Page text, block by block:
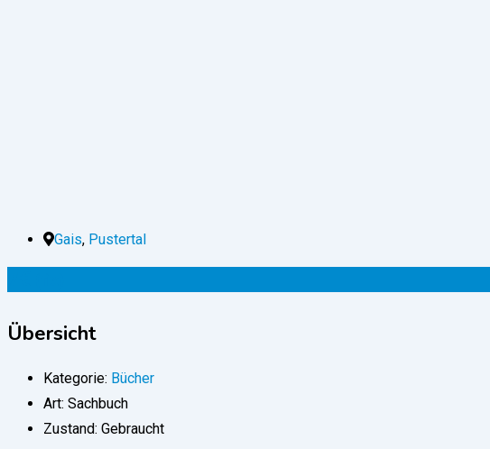
Gais, Pustertal
Übersicht
Kategorie: Bücher
Art: Sachbuch
Zustand: Gebraucht